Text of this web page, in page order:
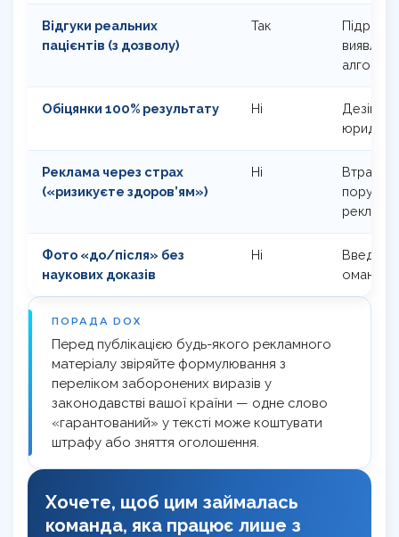
Відгуки реальних
пацієнтів (з дозволу)
Так
Обіцянки 100% результату Ні
Реклама через страх
(«ризикуєте здоров’ям»)
Ні
Втрата
реклами
Фото «до/після» без
наукових доказів
Ні
оману
ПОРАДА DOX
Перед публікацією будь-якого рекламного
матеріалу звіряйте формулювання з
переліком заборонених виразів у
законодавстві вашої країни — одне слово
«гарантований» у тексті може коштувати
штрафу або зняття оголошення.
Хочете, щоб цим займалась
команда, яка працює лише з